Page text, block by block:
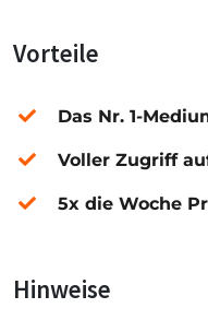
Vorteile
Das Nr. 1-
Voller Zugriff
5x die Woche
Hinweise